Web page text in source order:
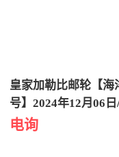
皇家加勒比邮轮【海
号】2024年12月06
15日从香港出发到日
电询